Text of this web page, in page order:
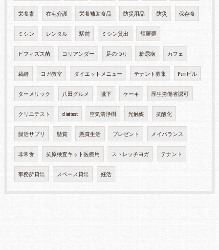
栄養素 在宅介護 栄養補助食品 防災用品 防災 保存食
ミシン レンタル 駅前 ミシン貸出 輝羅羅
ビフィズス菌 コリアンダー 足のつり 糖尿病 カフェ
裁縫 ヨガ教室 ダイエットメニュー テナント募集 Pennビル
ターメリック 八田グルメ 嚥下 ケーキ 厚生労働省認可
クリニテスト clinitest 空気清浄樹 光触媒 抗酸化
腸活サプリ 懸賞 懸賞生活 プレゼント メイバランス
非常食 抗原検査キット医療用 ストレッチヨガ テナント
事務所貸出 スペース貸出 妊活